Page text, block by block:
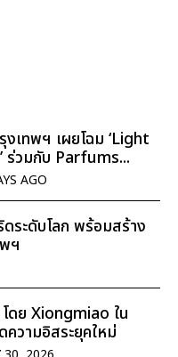
เทพฯ เผยโฉม ‘Light
วมกับ Parfums...
AGO
ดระดับโลก พร้อมสร้าง
ฯ
ดย Xiongmiao ใน
วามอิสระยุคใหม่